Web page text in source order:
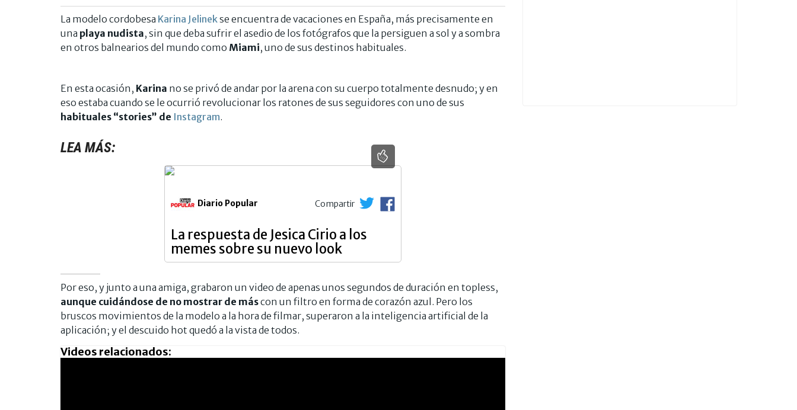
La modelo cordobesa Karina Jelinekse encuentra de vacaciones en España, más precisamente en
una playa nudista, sin que deba sufrir el asedio de los fotógrafos que la persiguen a sol y a sombra
en otros balnearios del mundo como Miami, uno de sus destinos habituales.
En esta ocasión, Karina no se privó de andar por la arena con su cuerpo totalmente desnudo; y en
eso estaba cuando se le ocurrió revolucionar los ratones de sus seguidores con uno de sus
habituales “stories” de Instagram.
LEA MÁS:
Diario Popular Compartir
La respuesta de Jesica Cirio a los
memes sobre su nuevo look
Por eso, y junto a una amiga, grabaron un video de apenas unos segundos de duración en topless,
aunque cuidándose de no mostrar de máscon un filtro en forma de corazón azul. Pero los
bruscos movimientos de la modelo a la hora de filmar, superaron a la inteligencia artificial de la
aplicación; y el descuido hot quedó a la vista de todos.
Videos relacionados: